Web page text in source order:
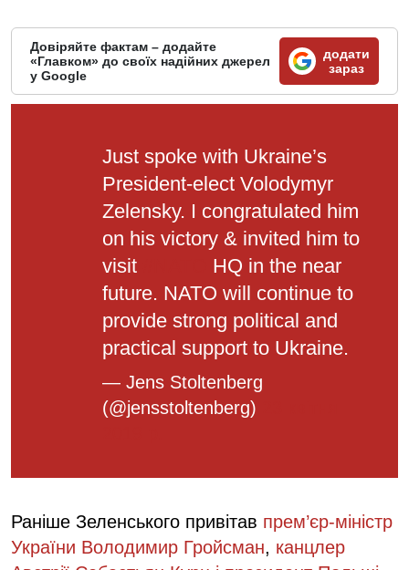
Довіряйте фактам – додайте
«Главком» до своїх надійних джерел
у Google
додати
зараз
Just spoke with Ukraine’s
President-elect Volodymyr
Zelensky. I congratulated him
on his victory & invited him to
visit
HQ in the near
future. NATO will continue to
provide strong political and
practical support to Ukraine.
— Jens Stoltenberg
(@jensstoltenberg)
Раніше Зеленського привітав прем’єр-міністр
України Володимир Гройсман, канцлер